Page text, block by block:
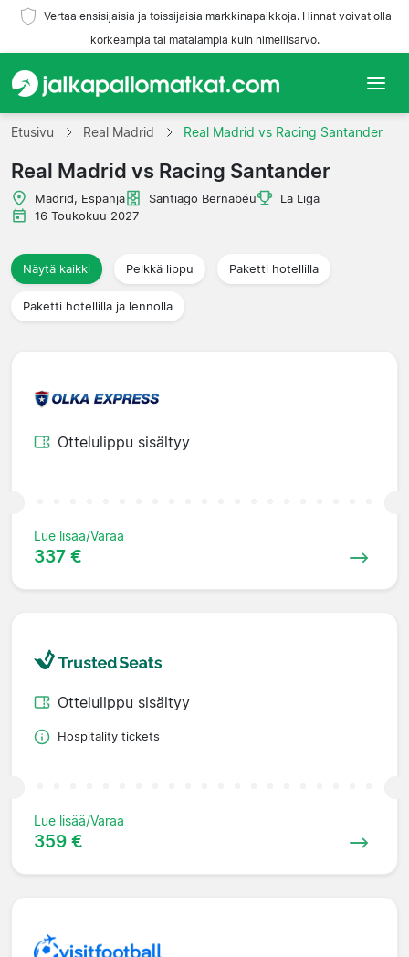
Vertaa ensisijaisia ja toissijaisia markkinapaikkoja. Hinnat voivat olla
korkeampia tai matalampia kuin nimellisarvo.
Etusivu
Joukkueet
Liigat
Matkatoimistoja
Etusivu Real Madrid Real Madrid vs Racing Santander
Real Madrid vs Racing Santander
Madrid, Espanja Santiago Bernabéu
La Liga
16 Toukokuu 2027
Näytä kaikki Pelkkä lippu Paketti hotellilla
Paketti hotellilla ja lennolla
Ottelulippu sisältyy
Lue lisää/Varaa
337 €
Ottelulippu sisältyy
Hospitality tickets
Lue lisää/Varaa
359 €